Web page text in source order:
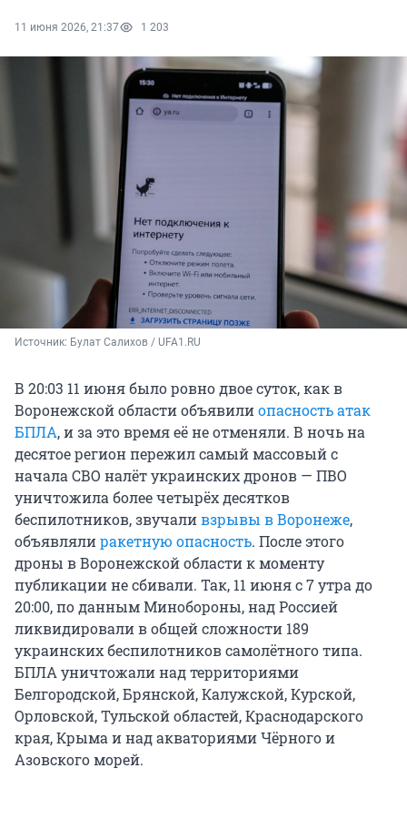
11 июня 2026, 21:37 1 203
Источник: Булат Салихов / UFA1.RU
В 20:03 11 июня было ровно двое суток, как в
Воронежской области объявилиопасность атак
БПЛА, и за это время её не отменяли. В ночь на
десятое регион пережил самый массовый с
начала СВО налёт украинских дронов — ПВО
уничтожила более четырёх десятков
беспилотников, звучаливзрывы в Воронеже,
объявлялиракетную опасность. После этого
дроны в Воронежской области к моменту
публикации не сбивали. Так, 11 июня с 7 утра до
20:00, по данным Минобороны, над Россией
ликвидировали в общей сложности 189
украинских беспилотников самолётного типа.
БПЛА уничтожали над территориями
Белгородской, Брянской, Калужской, Курской,
Орловской, Тульской областей, Краснодарского
края, Крыма и над акваториями Чёрного и
Азовского морей.